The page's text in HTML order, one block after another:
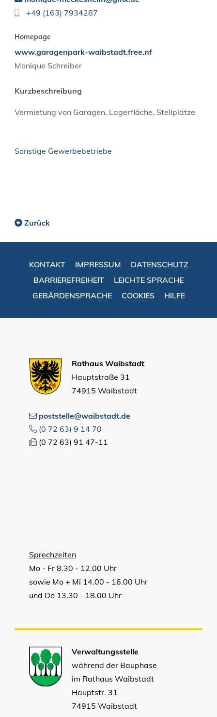
+49 (163) 7934287
Homepage
www.garagenpark-waibstadt.free.nf
Monique Schreiber
Kurzbeschreibung
Vermietung von Garagen, Lagerfläche, Stellplätze
Sonstige Gewerbebetriebe
Zurück
KONTAKT IMPRESSUM
DATENSCHUTZ
BARRIEREFREIHEIT
LEICHTE SPRACHE
GEBÄRDENSPRACHE
COOKIES HILFE
Rathaus Waibstadt
Hauptstraße 31
74915 Waibstadt
poststelle@waibstadt.de
(0 72 63) 9 14 70
(0 72 63) 91 47-11
Sprechzeiten
Mo - Fr 8.30 - 12.00 Uhr
sowie Mo + Mi 14.00 - 16.00 Uhr
und Do 13.30 - 18.00 Uhr
Verwaltungsstelle
während der Bauphase
im Rathaus Waibstadt
Hauptstr. 31
74915 Waibstadt